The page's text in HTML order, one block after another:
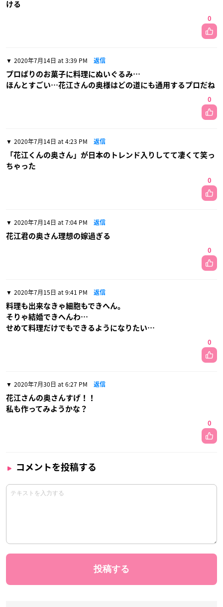
ける
0
2020年7月14日 at 3:39 PM 返信
プロばりのお菓子に料理にぬいぐるみ…
ほんとすごい…花江さんの奥様はどの道にも通用するプロだね
0
2020年7月14日 at 4:23 PM 返信
「花江くんの奥さん」が日本のトレンド入りしてて凄くて笑っ
ちゃった
0
2020年7月14日 at 7:04 PM 返信
花江君の奥さん理想の嫁過ぎる
0
2020年7月15日 at 9:41 PM 返信
料理も出来なきゃ細胞もできへん。
そりゃ結婚できへんわ…
せめて料理だけでもできるようになりたい…
0
2020年7月30日 at 6:27 PM 返信
花江さんの奥さんすげ！！
私も作ってみようかな？
0
コメントを投稿する